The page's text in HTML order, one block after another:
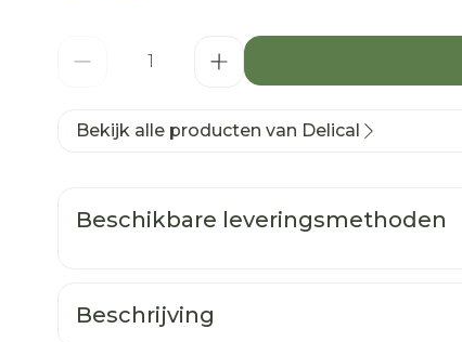
Bekijk alle producten van Delical
Beschikbare leveringsmethoden
Beschrijving